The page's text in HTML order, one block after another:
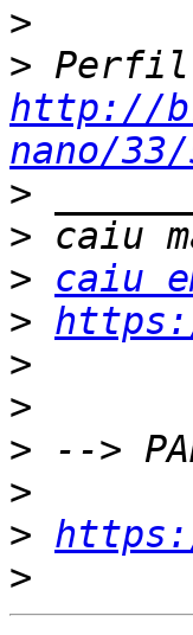
>
>
http://
nano/
>
>
>
caiu
>
>
>
>
>
>
>